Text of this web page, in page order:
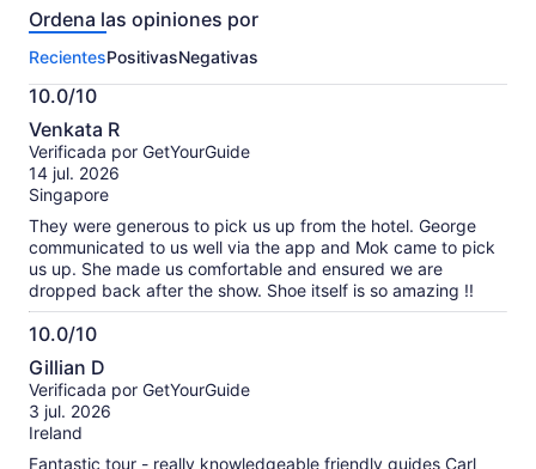
sobre
actividad.
Más
información
sobre
las
opiniones
verificadas
Ordena las opiniones por
RecientesPositivasNegativas
10.0/10
10.0
de
10
Venkata R
Verificada por GetYourGuide
14 jul. 2026
Singapore
They were generous to pick us up from the hotel. George
communicated to us well via the app and Mok came to pick
us up. She made us comfortable and ensured we are
dropped back after the show. Shoe itself is so amazing !!
10.0/10
10.0
de
10
Gillian D
Verificada por GetYourGuide
3 jul. 2026
Ireland
Fantastic tour - really knowledgeable friendly guides Carl